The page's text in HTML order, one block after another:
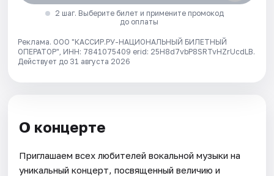
2 шаг. Выберите билет и примените промокод
до оплаты
Реклама. ООО "КАССИР.РУ-НАЦИОНАЛЬНЫЙ БИЛЕТНЫЙ
ОПЕРАТОР", ИНН: 7841075409 erid: 25H8d7vbP8SRTvHZrUcdLB.
Действует до 31 августа 2026
О концерте
Приглашаем всех любителей вокальной музыки на
уникальный концерт, посвященный величию и